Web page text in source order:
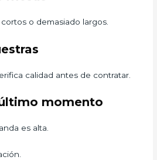
o demasiado largos.
calidad antes de contratar.
momento
es alta.